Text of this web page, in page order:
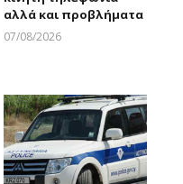
αλλά και προβλήματα
07/08/2026